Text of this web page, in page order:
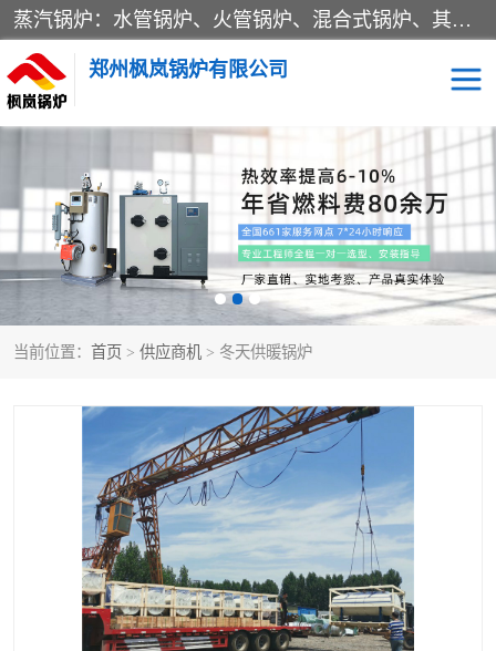
蒸汽锅炉：水管锅炉、火管锅炉、混合式锅炉、其他蒸汽锅炉； 热水锅炉：家用型集中供暖用热水锅炉、其他热水锅炉； 有机热载体锅炉； 船用蒸汽锅炉； （锅炉用辅助设备及装置）蒸汽冷凝器：表面冷凝器、混合式冷凝器、空冷式冷凝器、其他蒸汽冷凝器； 锅炉用辅助设备：节热器、蒸汽收集器、蓄能器、烟垢清除器、气体回收器、泥渣刮除器、空气预热器、其他锅炉用辅助设备；
郑州枫岚锅炉有限公司
当前位置： 首页 > 供应商机 > 冬天供暖锅炉